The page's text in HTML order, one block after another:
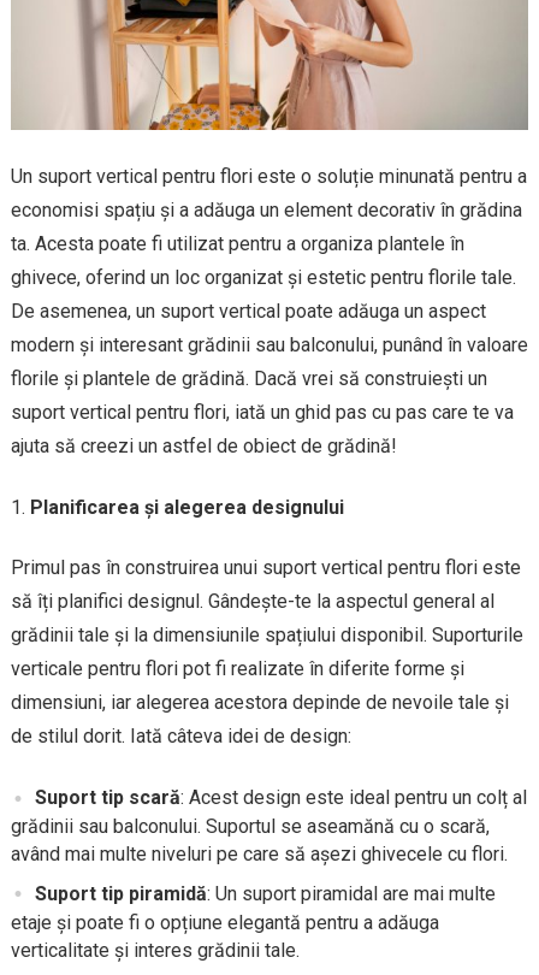
Un suport vertical pentru flori este o soluție minunată pentru a
economisi spațiu și a adăuga un element decorativ în grădina
ta. Acesta poate fi utilizat pentru a organiza plantele în
ghivece, oferind un loc organizat și estetic pentru florile tale.
De asemenea, un suport vertical poate adăuga un aspect
modern și interesant grădinii sau balconului, punând în valoare
florile și plantele de grădină. Dacă vrei să construiești un
suport vertical pentru flori, iată un ghid pas cu pas care te va
ajuta să creezi un astfel de obiect de grădină!
Planificarea și alegerea designului
Primul pas în construirea unui suport vertical pentru flori este
să îți planifici designul. Gândește-te la aspectul general al
grădinii tale și la dimensiunile spațiului disponibil. Suporturile
verticale pentru flori pot fi realizate în diferite forme și
dimensiuni, iar alegerea acestora depinde de nevoile tale și
de stilul dorit. Iată câteva idei de design:
Suport tip scară: Acest design este ideal pentru un colț al
grădinii sau balconului. Suportul se aseamănă cu o scară,
având mai multe niveluri pe care să așezi ghivecele cu flori.
Suport tip piramidă: Un suport piramidal are mai multe
etaje și poate fi o opțiune elegantă pentru a adăuga
verticalitate și interes grădinii tale.